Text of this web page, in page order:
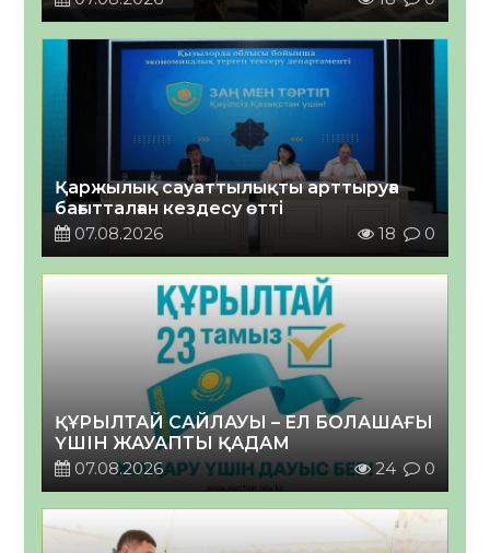
Қаржылық сауаттылықты арттыруға
бағытталған кездесу өтті
07.08.2026
18 0
ҚҰРЫЛТАЙ САЙЛАУЫ – ЕЛ БОЛАШАҒЫ
ҮШІН ЖАУАПТЫ ҚАДАМ
07.08.2026
24 0